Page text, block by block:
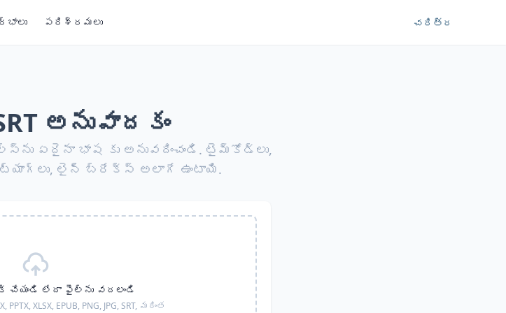
పరిశ్రమలు చరిత్ర
అనువాదకం
ఏదైనా భాష కు అనువదించండి. టైమ్‌కోడ్లు,
ట్యాగ్లు, లైన్ బ్రేక్స్ అలాగే ఉంటాయి.
లేదా ఫైల్‌ను వదలండి
PPTX, XLSX, EPUB, PNG, JPG, SRT, మరింత